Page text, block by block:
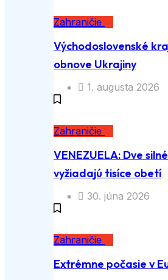
Zahraničie
Východoslovenské
obnove Ukrajiny
1. augusta 2026
Zahraničie
VENEZUELA: Dve
vyžiadajú tisíce obetí
30. júna 2026
Zahraničie
Extrémne počasie v